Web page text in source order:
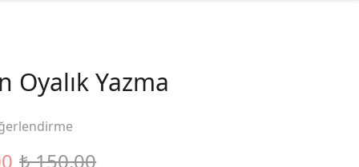
Oyalık Yazma
₺ 150.00